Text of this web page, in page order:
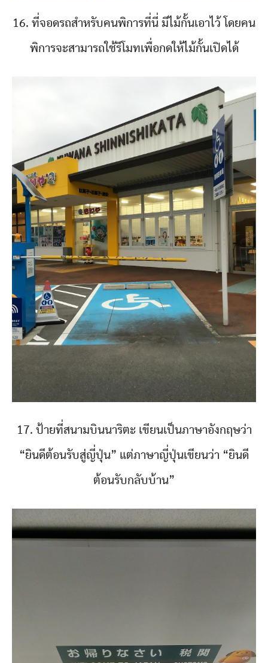
16. ที่จอดรถสำหรับคนพิการที่นี่ มีไม้กั้นเอาไว้ โดยคน
พิการจะสามารถใช้รีโมทเพื่อกดให้ไม้กั้นเปิดได้
17. ป้ายที่สนามบินนาริตะ เขียนเป็นภาษาอังกฤษว่า
“ยินดีต้อนรับสู่ญี่ปุ่น” แต่ภาษาญี่ปุ่นเขียนว่า “ยินดี
ต้อนรับกลับบ้าน”